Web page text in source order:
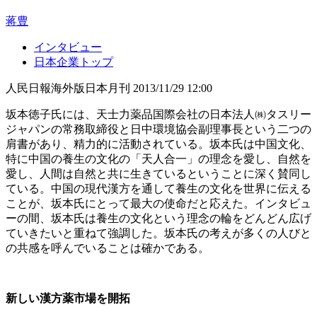
蒋豊
インタビュー
日本企業トップ
人民日報海外版日本月刊 2013/11/29 12:00
坂本徳子氏には、天士力薬品国際会社の日本法人㈱タスリー
ジャパンの常務取締役と日中環境協会副理事長という二つの
肩書があり、精力的に活動されている。坂本氏は中国文化、
特に中国の養生の文化の「天人合一」の理念を愛し、自然を
愛し、人間は自然と共に生きているということに深く賛同し
ている。中国の現代漢方を通して養生の文化を世界に伝える
ことが、坂本氏にとって最大の使命だと応えた。インタビュ
ーの間、坂本氏は養生の文化という理念の輪をどんどん広げ
ていきたいと重ねて強調した。坂本氏の考えが多くの人びと
の共感を呼んでいることは確かである。
新しい漢方薬市場を開拓